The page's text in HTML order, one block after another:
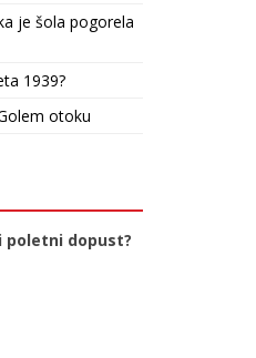
je šola pogorela
1939?
otoku
poletni dopust?